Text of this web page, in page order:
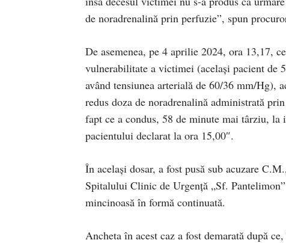
de noradrenalină prin perfuzie”, spun
De asemenea, pe 4 aprilie 2024, ora 13,17,
vulnerabilitate a victimei (acelaşi pacient de
având tensiunea arterială de 60/36 mm/Hg),
redus doza de noradrenalină administrată
fapt ce a condus, 58 de minute mai târziu, la
pacientului declarat la ora 15,00″.
În acelaşi dosar, a fost pusă sub acuzare
Spitalului Clinic de Urgenţă „Sf.
mincinoasă în formă continuată.
Ancheta în acest caz a fost demarată după